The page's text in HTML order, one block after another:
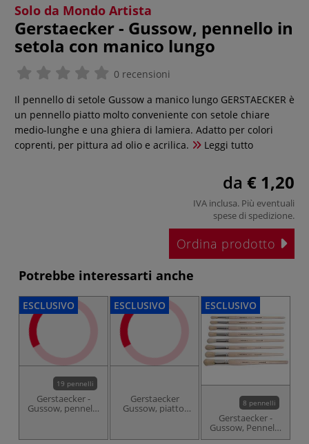
Solo da Mondo Artista
Gerstaecker - Gussow, pennello in
setola con manico lungo
0 recensioni
Il pennello di setole Gussow a manico lungo GERSTAECKER è
un pennello piatto molto conveniente con setole chiare
medio-lunghe e una ghiera di lamiera. Adatto per colori
coprenti, per pittura ad olio e acrilica.
Leggi tutto
da € 1,20
IVA inclusa. Più eventuali
spese di spedizione.
Ordina prodotto
Potrebbe interessarti anche
ESCLUSIVO
19 pennelli
Gerstaecker -
Gussow, pennello
ESCLUSIVO
Gerstaecker
Gussow, piatto,
ESCLUSIVO
8 pennelli
Gerstaecker -
Gussow, Pennello
in setola, tondo